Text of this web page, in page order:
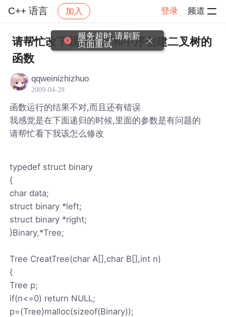
C++ 语言 加入 登录 频道
社区 C++ 语言 帖子详情
请帮忙改下我的先序和中序创建二叉树的
函数
qqweinizhizhuo
2009-04-28
函数运行的结果不对,而且还有错误
我感觉是在下面递归的时候,里面的参数是有问题的
请帮忙看下我该怎么修改
typedef struct binary
{
char data;
struct binary *left;
struct binary *right;
}Binary,*Tree;
Tree CreatTree(char A[],char B[],int n)
{
Tree p;
if(n<=0) return NULL;
p=(Tree)malloc(sizeof(Binary));
服务超时,请刷新
页面重试